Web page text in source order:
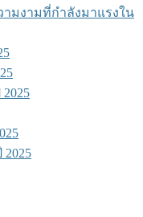
มงามที่กำลังมาแรงใน